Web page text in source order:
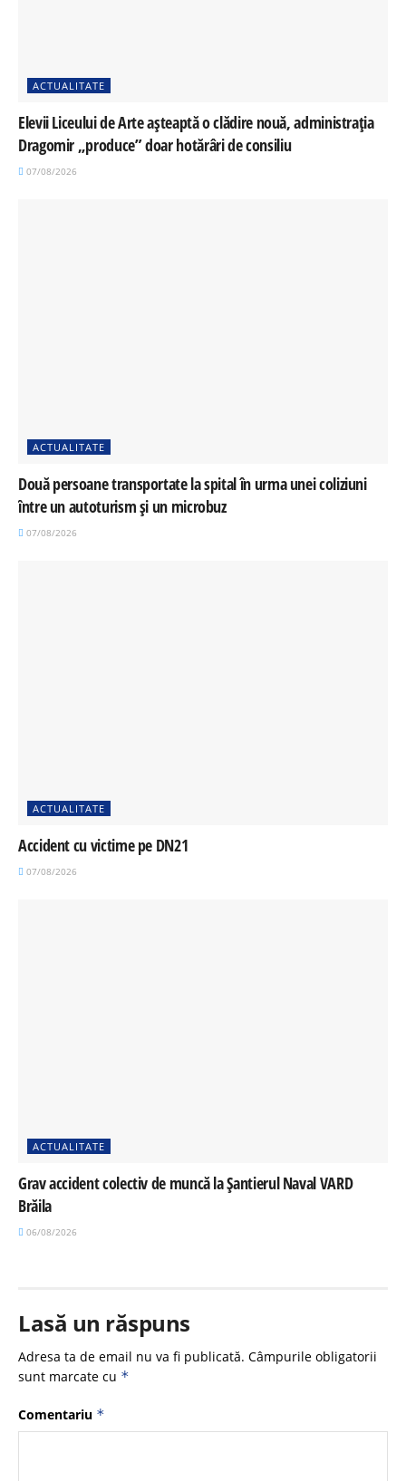
ACTUALITATE
Elevii Liceului de Arte așteaptă o clădire nouă, administrația
Dragomir „produce” doar hotărâri de consiliu
07/08/2026
ACTUALITATE
Două persoane transportate la spital în urma unei coliziuni
între un autoturism și un microbuz
07/08/2026
ACTUALITATE
Accident cu victime pe DN21
07/08/2026
ACTUALITATE
Grav accident colectiv de muncă la Șantierul Naval VARD
Brăila
06/08/2026
Lasă un răspuns
Adresa ta de email nu va fi publicată. Câmpurile obligatorii
sunt marcate cu *
Comentariu *